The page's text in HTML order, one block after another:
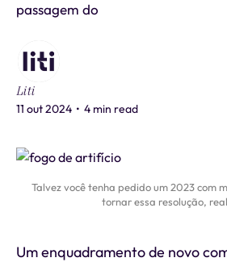
passagem do
Liti
11 out 2024 • 4 min read
Talvez você tenha pedido um 2023 com
tornar essa resolução,
Um enquadramento de novo